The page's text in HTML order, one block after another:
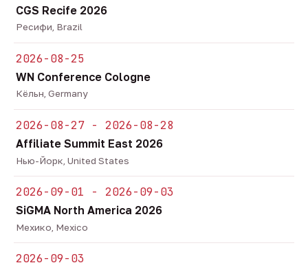
CGS Recife 2026
Ресифи, Brazil
2026-08-25
WN Conference Cologne
Кёльн, Germany
2026-08-27 - 2026-08-28
Affiliate Summit East 2026
Нью-Йорк, United States
2026-09-01 - 2026-09-03
SiGMA North America 2026
Мехико, Mexico
2026-09-03